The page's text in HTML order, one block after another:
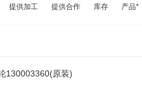
提供加工 提供合作 库存 产品*
130003360(原装)